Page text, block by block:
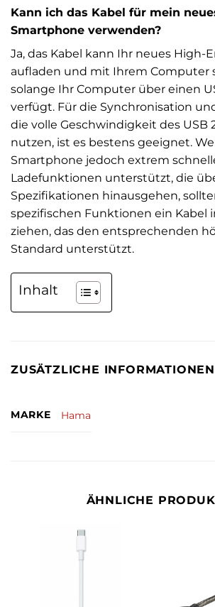
Kann ich das Kabel für mein
Smartphone verwenden?
Ja, das Kabel kann Ihr neues High-
aufladen und mit Ihrem Computer
solange Ihr Computer über einen
verfügt. Für die Synchronisation
die volle Geschwindigkeit des USB
nutzen, ist es bestens geeignet.
Smartphone jedoch extrem
Ladefunktionen unterstützt, die
Spezifikationen hinausgehen,
spezifischen Funktionen ein Kabel
ziehen, das den entsprechenden
Standard unterstützt.
Inhalt
ZUSÄTZLICHE INFORMATIONEN
MARKE Hama
ÄHNLICHE